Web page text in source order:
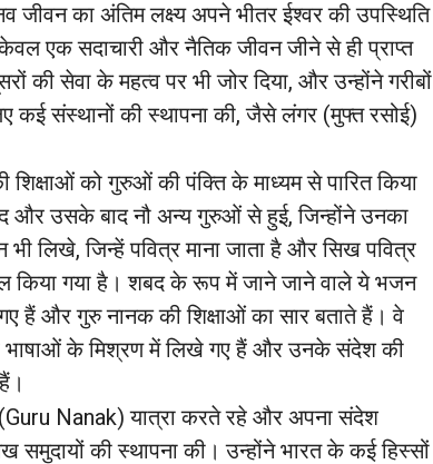
जीवन का अंतिम लक्ष्य अपने भीतर ईश्वर की उपस्थिति
एक सदाचारी और नैतिक जीवन जीने से ही प्राप्त
की सेवा के महत्व पर भी जोर दिया, और उन्होंने गरीबों
कई संस्थानों की स्थापना की, जैसे लंगर (मुफ्त रसोई)
को गुरुओं की पंक्ति के माध्यम से पारित किया
उसके बाद नौ अन्य गुरुओं से हुई, जिन्होंने उनका
लिखे, जिन्हें पवित्र माना जाता है और सिख पवित्र
किया गया है। शबद के रूप में जाने जाने वाले ये भजन
हैं और गुरु नानक की शिक्षाओं का सार बताते हैं। वे
भाषाओं के मिश्रण में लिखे गए हैं और उनके संदेश की
Nanak) यात्रा करते रहे और अपना संदेश
समुदायों की स्थापना की। उन्होंने भारत के कई हिस्सों